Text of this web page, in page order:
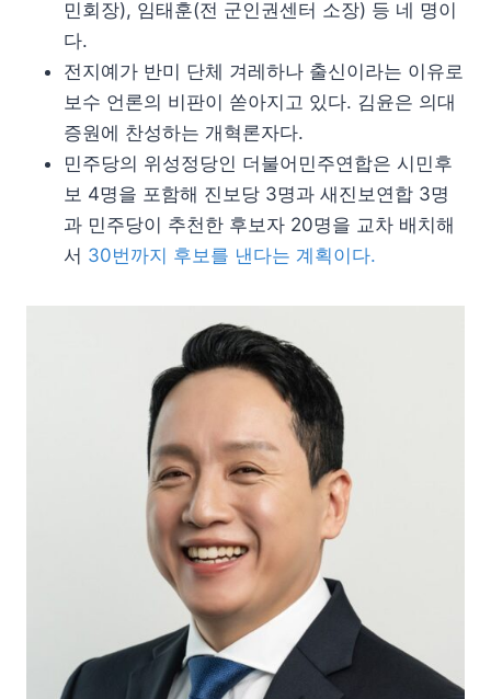
민회장), 임태훈(전 군인권센터 소장) 등 네 명이
다.
전지예가 반미 단체 겨레하나 출신이라는 이유로
보수 언론의 비판이 쏟아지고 있다. 김윤은 의대
증원에 찬성하는 개혁론자다.
민주당의 위성정당인 더불어민주연합은 시민후
보 4명을 포함해 진보당 3명과 새진보연합 3명
과 민주당이 추천한 후보자 20명을 교차 배치해
서 30번까지 후보를 낸다는 계획이다.